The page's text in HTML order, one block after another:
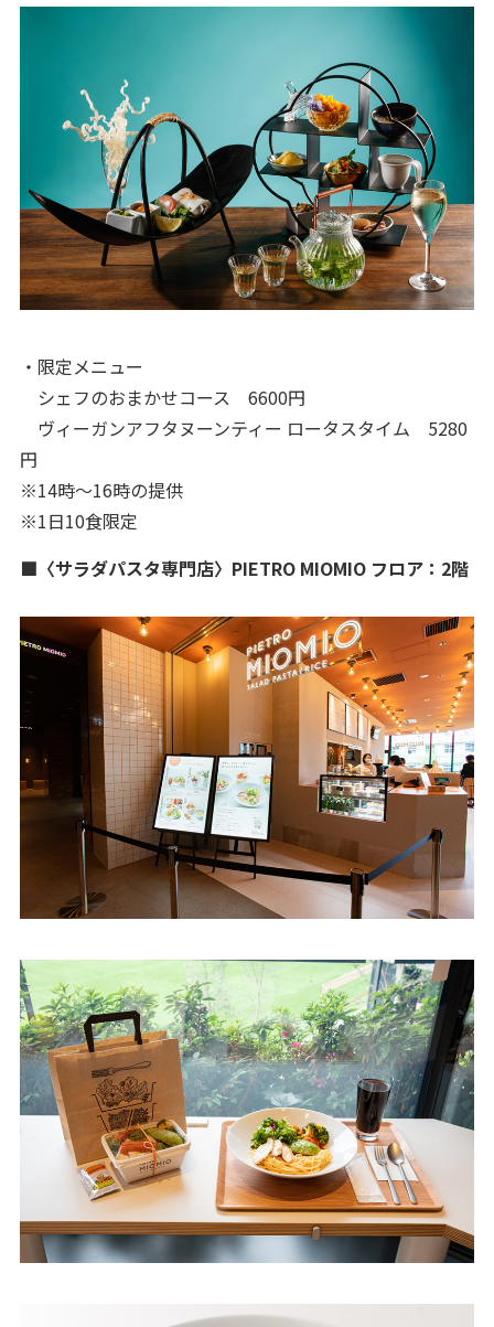
・限定メニュー
シェフのおまかせコース 6600円
ヴィーガンアフタヌーンティー ロータスタイム 5280
円
※14時〜16時の提供
※1日10食限定
■〈サラダパスタ専門店〉PIETRO MIOMIO フロア：2階